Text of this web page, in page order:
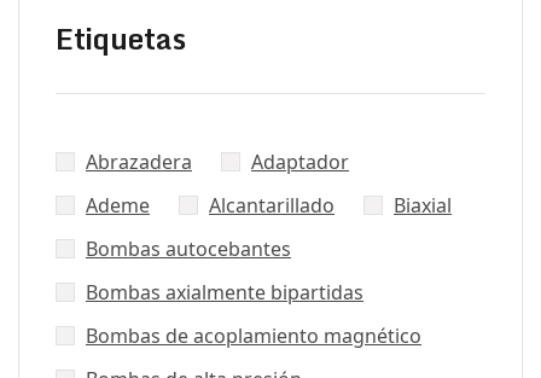
Etiquetas
Abrazadera
Adaptador
Ademe
Alcantarillado
Biaxial
Bombas autocebantes
Bombas axialmente bipartidas
Bombas de acoplamiento magnético